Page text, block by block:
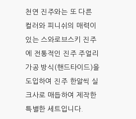
천연 진주와는 또 다른
컬러와 피니쉬의 매력이
있는 스와로브스키 진주
에 전통적인 진주 주얼리
가공 방식(핸드타이드)을
도입하여 진주 한알씩 실
크사로 매듭하여 제작한
특별한 세트입니다.